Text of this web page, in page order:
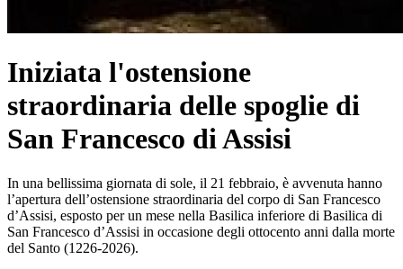
Iniziata l'ostensione
straordinaria delle spoglie di
San Francesco di Assisi
In una bellissima giornata di sole, il 21 febbraio, è avvenuta hanno
l’apertura dell’ostensione straordinaria del corpo di San Francesco
d’Assisi, esposto per un mese nella Basilica inferiore di Basilica di
San Francesco d’Assisi in occasione degli ottocento anni dalla morte
del Santo (1226-2026).